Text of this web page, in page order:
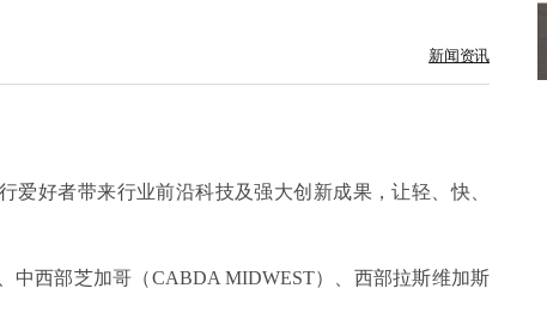
新闻资讯
爱好者带来行业前沿科技及强大创新成果，让轻、快、
中西部芝加哥（CABDA MIDWEST）、西部拉斯维加斯